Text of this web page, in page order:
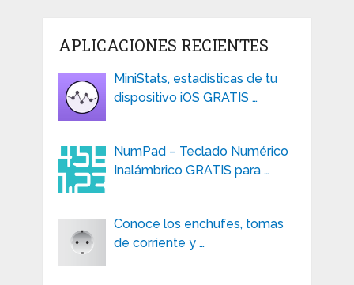
APLICACIONES RECIENTES
MiniStats, estadísticas de tu
dispositivo iOS GRATIS …
NumPad – Teclado Numérico
Inalámbrico GRATIS para …
Conoce los enchufes, tomas
de corriente y …